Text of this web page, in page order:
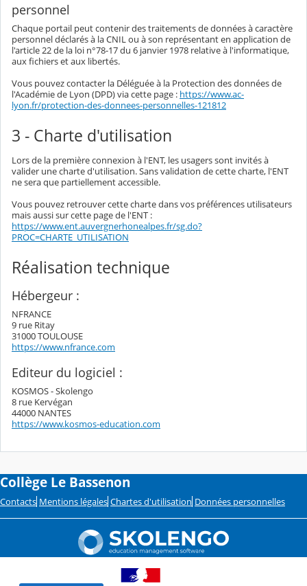
personnel
Chaque portail peut contenir des traitements de données à caractère
personnel déclarés à la CNIL ou à son représentant en application de
l'article 22 de la loi n°78-17 du 6 janvier 1978 relative à l'informatique,
aux fichiers et aux libertés.
Vous pouvez contacter la Déléguée à la Protection des données de
l'Académie de Lyon (DPD) via cette page : https://www.ac-
lyon.fr/protection-des-donnees-personnelles-121812
3 - Charte d'utilisation
Lors de la première connexion à l'ENT, les usagers sont invités à
valider une charte d'utilisation. Sans validation de cette charte, l'ENT
ne sera que partiellement accessible.
Vous pouvez retrouver cette charte dans vos préférences utilisateurs
mais aussi sur cette page de l'ENT :
https://www.ent.auvergnerhonealpes.fr/sg.do?
PROC=CHARTE_UTILISATION
Réalisation technique
Hébergeur :
NFRANCE
9 rue Ritay
31000 TOULOUSE
https://www.nfrance.com
Editeur du logiciel :
KOSMOS - Skolengo
8 rue Kervégan
44000 NANTES
https://www.kosmos-education.com
Collège Le Bassenon
Contacts Mentions légales Chartes d'utilisation Données personnelles